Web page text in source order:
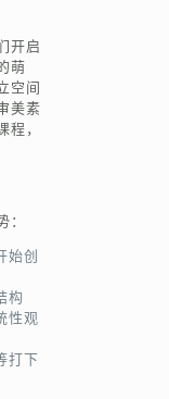
开启
萌
空间
美素
程，
：
始创
构
性观
打下